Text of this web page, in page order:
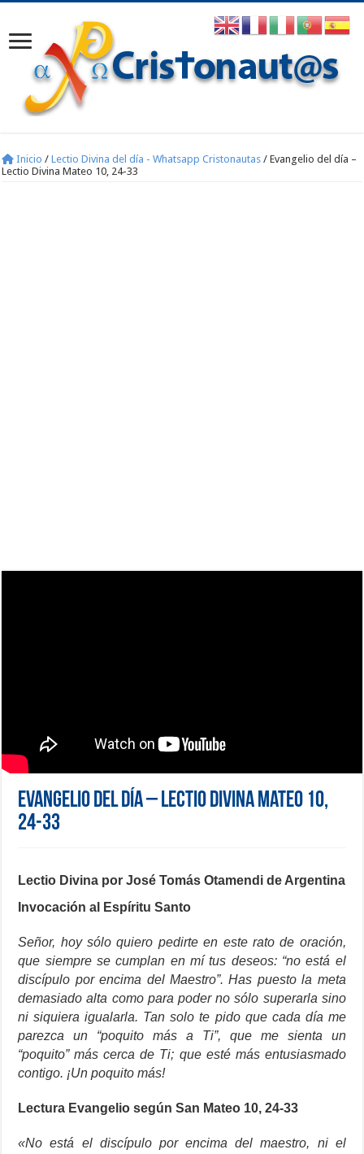
Inicio / Lectio Divina del día - Whatsapp Cristonautas / Evangelio del día –
Lectio Divina Mateo 10, 24-33
Evangelio del día – Lectio Divina Mateo 10,
24-33
Lectio Divina por José Tomás Otamendi de Argentina
Invocación al Espíritu Santo
Señor, hoy sólo quiero pedirte en este rato de oración,
que siempre se cumplan en mí tus deseos: “no está el
discípulo por encima del Maestro”. Has puesto la meta
demasiado alta como para poder no sólo superarla sino
ni siquiera igualarla. Tan solo te pido que cada día me
parezca un “poquito más a Ti”, que me sienta un
“poquito” más cerca de Ti; que esté más entusiasmado
contigo. ¡Un poquito más!
Lectura Evangelio según San Mateo 10, 24-33
«No está el discípulo por encima del maestro, ni el